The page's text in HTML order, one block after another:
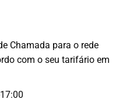
Chamada para o rede
com o seu tarifário em